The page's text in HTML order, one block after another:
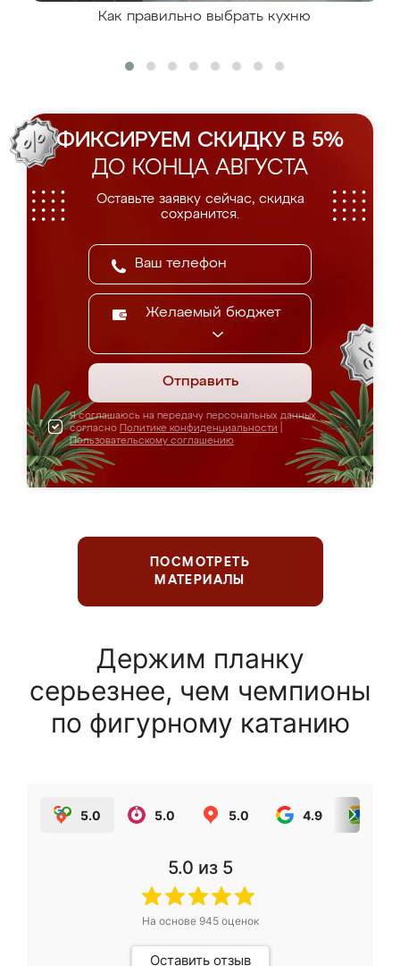
Как правильно выбрать кухню
ФИКСИРУЕМ СКИДКУ В 5%
ДО КОНЦА АВГУСТА
Оставьте заявку сейчас, скидка
сохранится.
Желаемый бюджет
Отправить
Я соглашаюсь на передачу персональных данных
согласно Политике конфиденциальности
Пользовательскому соглашению
ПОСМОТРЕТЬ
МАТЕРИАЛЫ
Держим планку
серьезнее, чем чемпионы
по фигурному катанию
5.0 5.0 5.0 4.9
5.0 из 5
На основе 945оценок
Оставить отзыв